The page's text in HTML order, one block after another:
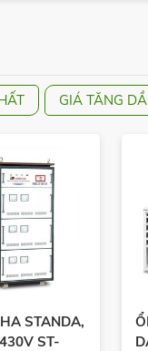
GIÁ TĂNG
STANDA,
ST-